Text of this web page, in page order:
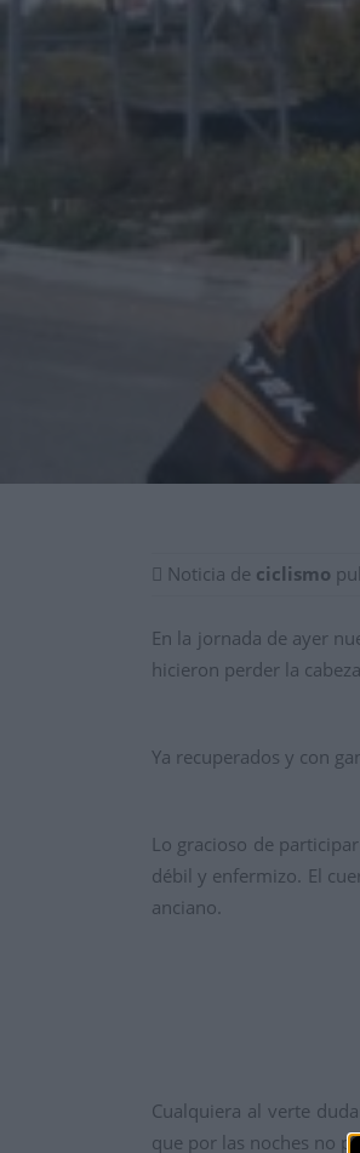
Noticia de ciclismo
En la jornada de ayer
hicieron perder la
Ya recuperados y con
Lo gracioso de
débil y enfermizo. El
anciano.
Cualquiera al verte
que por las noches no